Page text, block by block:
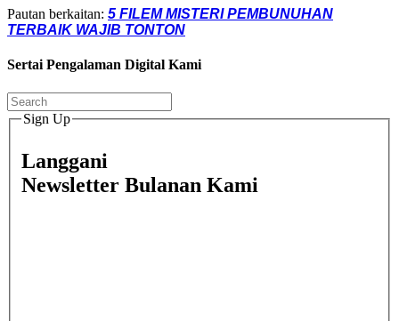
Pautan berkaitan: 5 FILEM MISTERI PEMBUNUHAN
TERBAIK WAJIB TONTON
Sertai Pengalaman Digital Kami
Sign Up
Langgani
Newsletter Bulanan Kami